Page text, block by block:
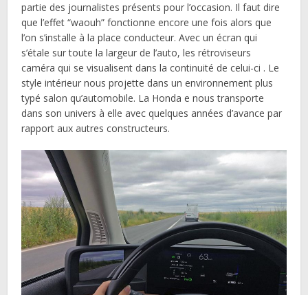
partie des journalistes présents pour l’occasion. Il faut dire
que l’effet “waouh” fonctionne encore une fois alors que
l’on s’installe à la place conducteur. Avec un écran qui
s’étale sur toute la largeur de l’auto, les rétroviseurs
caméra qui se visualisent dans la continuité de celui-ci . Le
style intérieur nous projette dans un environnement plus
typé salon qu’automobile. La Honda e nous transporte
dans son univers à elle avec quelques années d’avance par
rapport aux autres constructeurs.